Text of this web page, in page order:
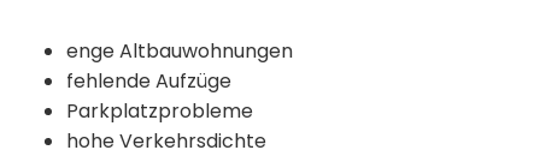
enge Altbauwohnungen
fehlende Aufzüge
Parkplatzprobleme
hohe Verkehrsdichte